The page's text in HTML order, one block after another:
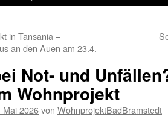
in Tansania –
an den Auen am 23.4.
Not- und
Wohnprojekt
Mai 2026von WohnprojektBadBramstedt